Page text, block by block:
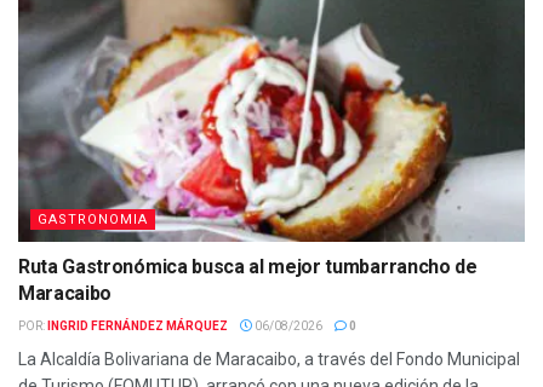
GASTRONOMIA
Ruta Gastronómica busca al mejor tumbarrancho de
Maracaibo
POR: INGRID FERNÁNDEZ MÁRQUEZ 06/08/2026 0
La Alcaldía Bolivariana de Maracaibo, a través del Fondo Municipal